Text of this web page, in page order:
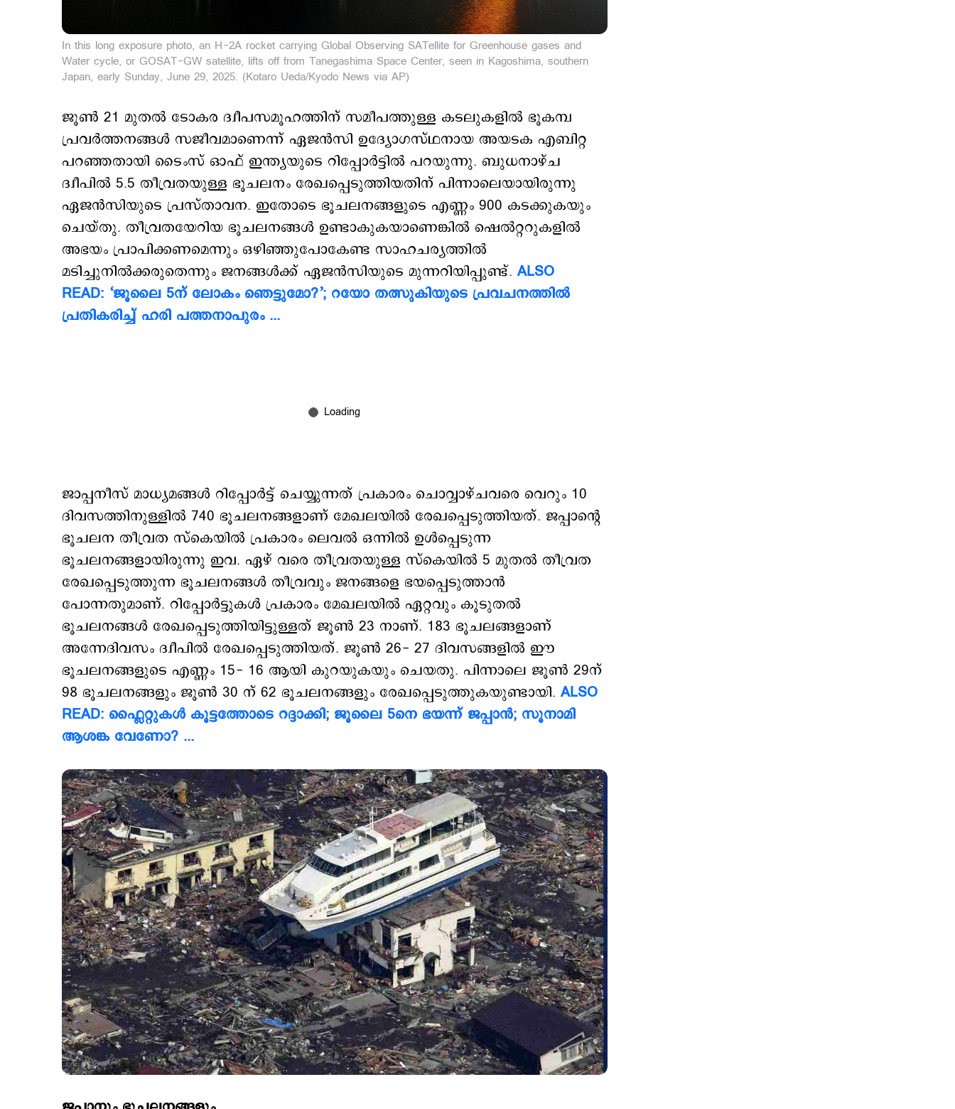
In this long exposure photo, an H-2A rocket carrying Global Observing SATellite for Greenhouse gases and
Water cycle, or GOSAT-GW satellite, lifts off from Tanegashima Space Center, seen in Kagoshima, southern
Japan, early Sunday, June 29, 2025. (Kotaro Ueda/Kyodo News via AP)
ജൂണ്‍ 21 മുതല്‍ ടോകര ദ്വീപസമൂഹത്തിന് സമീപത്തുള്ള കടലുകളില്‍ ഭൂകമ്പ
പ്രവര്‍ത്തനങ്ങള്‍ സജീവമാണെന്ന് ഏജന്‍സി ഉദ്യോഗസ്ഥനായ അയടക എബിറ്റ
പറഞ്ഞതായി ടൈംസ് ഓഫ് ഇന്ത്യയുടെ റിപ്പോര്‍ട്ടില്‍ പറയുന്നു. ബുധനാഴ്ച
ദ്വീപില്‍ 5.5 തീവ്രതയുള്ള ഭൂചലനം രേഖപ്പെടുത്തിയതിന് പിന്നാലെയായിരുന്നു
ഏജന്‍സിയുടെ പ്രസ്താവന. ഇതോടെ ഭൂചലനങ്ങളുടെ എണ്ണം 900 കടക്കുകയും
ചെയ്തു. തീവ്രതയേറിയ ഭൂചലനങ്ങള്‍ ഉണ്ടാകുകയാണെങ്കില്‍ ഷെല്‍റ്ററുകളില്‍
അഭയം പ്രാപിക്കണമെന്നും ഒഴിഞ്ഞുപോകേണ്ട സാഹചര്യത്തില്‍
മടിച്ചുനില്‍ക്കരുതെന്നും ജനങ്ങള്‍ക്ക് ഏജന്‍സിയുടെ മുന്നറിയിപ്പുണ്ട്. ALSO
READ: ‘ജൂലൈ 5ന് ലോകം ഞെട്ടുമോ?’; റയോ തത്സുകിയുടെ പ്രവചനത്തില്‍
പ്രതികരിച്ച് ഹരി പത്തനാപുരം ...
ജാപ്പനീസ് മാധ്യമങ്ങള്‍ റിപ്പോര്‍ട്ട് ചെയ്യുന്നത് പ്രകാരം ചൊവ്വാഴ്ചവരെ വെറും 10
ദിവസത്തിനുള്ളില്‍ 740 ഭൂചലനങ്ങളാണ് മേഖലയില്‍ രേഖപ്പെടുത്തിയത്. ജപ്പാന്‍റെ
ഭൂചലന തീവ്രത സ്കെയില്‍ പ്രകാരം ലെവല്‍ ഒന്നില്‍ ഉള്‍പ്പെടുന്ന
ഭൂചലനങ്ങളായിരുന്നു ഇവ. ഏഴ് വരെ തീവ്രതയുള്ള സ്കെയില്‍ 5 മുതല്‍ തീവ്രത
രേഖപ്പെടുത്തുന്ന ഭൂചലനങ്ങള്‍ തീവ്രവും ജനങ്ങളെ ഭയപ്പെടുത്താന്‍
പോന്നതുമാണ്. റിപ്പോര്‍ട്ടുകള്‍ പ്രകാരം മേഖലയില്‍ ഏറ്റവും കൂടുതല്‍
ഭൂചലനങ്ങള്‍ രേഖപ്പെടുത്തിയിട്ടുള്ളത് ജൂണ്‍ 23 നാണ്. 183 ഭൂചലങ്ങളാണ്
അന്നേദിവസം ദ്വീപില്‍ രേഖപ്പെടുത്തിയത്. ജൂണ്‍ 26- 27 ദിവസങ്ങളില്‍ ഈ
ഭൂചലനങ്ങളുടെ എണ്ണം 15- 16 ആയി കുറയുകയും ചെയതു. പിന്നാലെ ജൂണ്‍ 29ന്
98 ഭൂചലനങ്ങളും ജൂണ്‍ 30 ന് 62 ഭൂചലനങ്ങളും രേഖപ്പെടുത്തുകയുണ്ടായി. ALSO
READ: ഫ്ലൈറ്റുകള്‍ കൂട്ടത്തോടെ റദ്ദാക്കി; ജൂലൈ 5നെ ഭയന്ന് ജപ്പാന്‍; സൂനാമി
ആശങ്ക വേണോ? ...